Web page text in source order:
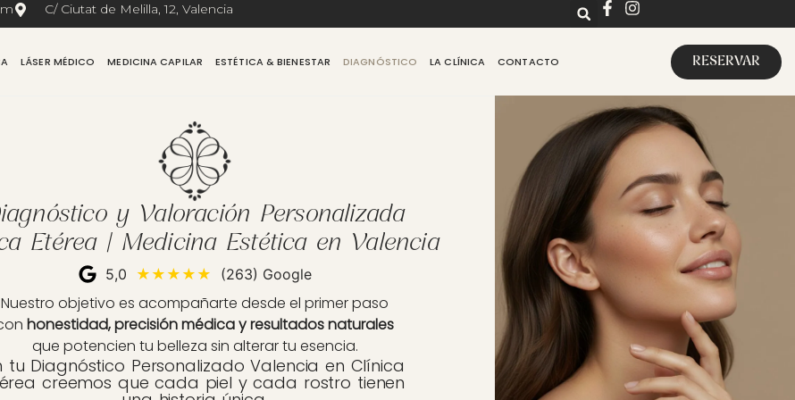
C/ Ciutat de Melilla, 12, Valencia
LÁSER MÉDICO MEDICINA CAPILAR ESTÉTICA & BIENESTAR DIAGNÓSTICO LA CLÍNICA CONTACTO RESERVAR
y Valoración Personalizada
Etérea | Medicina Estética en Valencia
5,0 ★★★★★ (263) Google
Nuestro objetivo es acompañarte desde el primer paso
honestidad, precisión médica y resultados naturales
que potencien tu belleza sin alterar tu esencia.
tu Diagnóstico Personalizado Valencia en Clínica
creemos que cada piel y cada rostro tienen